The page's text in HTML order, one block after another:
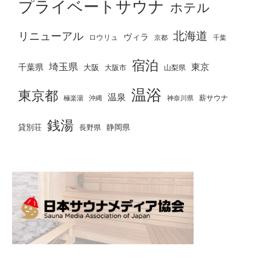
プライベートサウナ ホテル
リニューアル ロウリュ ヴィラ 京都 北海道 千葉
千葉県 埼玉県 大阪 大阪市 宿泊 山梨県 東京
東京都 極楽湯 沖縄 温泉 温浴 神奈川県 薪サウナ
貸別荘 銭湯 長野県 静岡県